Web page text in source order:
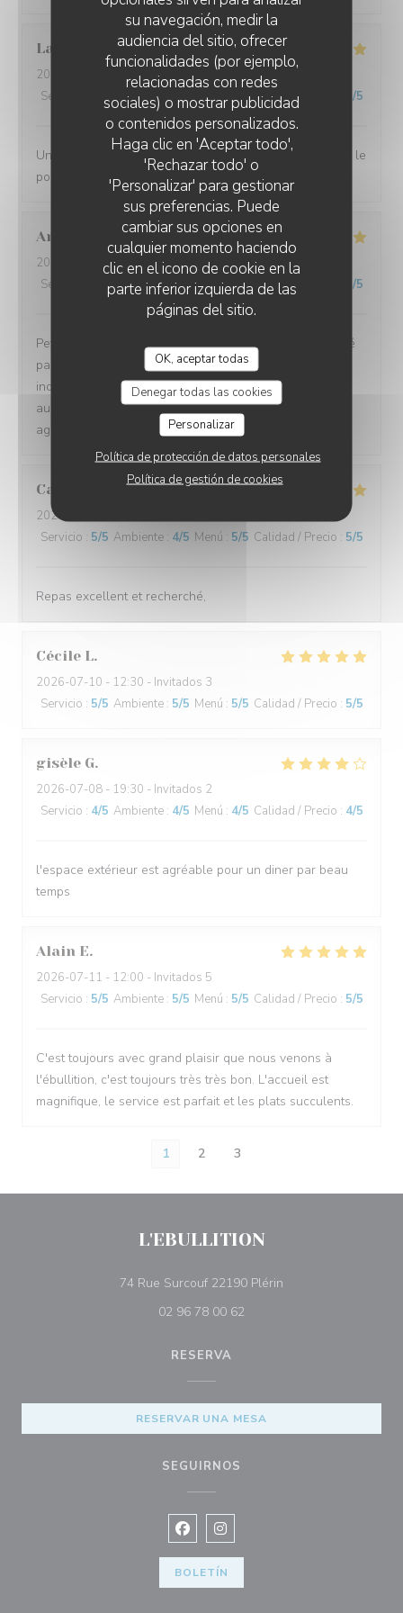
su navegación, medir la
audiencia del sitio, ofrecer
funcionalidades (por ejemplo,
relacionadas con redes
sociales) o mostrar publicidad
o contenidos personalizados.
Haga clic en 'Aceptar todo',
'Rechazar todo' o
'Personalizar' para gestionar
sus preferencias. Puede
cambiar sus opciones en
cualquier momento haciendo
clic en el icono de cookie en la
parte inferior izquierda de las
páginas del sitio.
OK, aceptar todas
Denegar todas las cookies
Personalizar
Política de protección de datos personales
Política de gestión de cookies
Laurent
2026-07-10
- 12:00 - Invitados 2
Servicio
/5 Ambiente : 5/5 Menú: 5/5 Calidad / Precio /5
Une très bonne halte. Nous nous sommes régalés avec le
poulpe du chef.
Andrea
2026-07-08 - 19:00 - Invitados 2
Servicio
/5 Ambiente:5/5 Menú: 5/5 Calidad / Precio /5
Petit restaurant à Saint Laurent qui m'a été recommandé
par une amie et on a bien fait d'y aller ! Le poulpe était
incroyablement tendre et délicieux. Le reste du repas
aussi d'ailleurs. Équipe très sympa et la terrasse très
agréable. A refaire !!
Cathy
2026-07-11
Servicio : 5/5 Ambiente : 4/5 Menú : 5/5 Calidad / Precio : 5/5
Repas excellent et recherché,
Cécile L
2026-07-10 - 12:30 - Invitados 3
Servicio : 5/5 Ambiente : 5/5 Menú : 5/5 Calidad / Precio : 5/5
gisèle G
2026-07-08 - 19:30 - Invitados 2
Servicio : 4/5 Ambiente : 4/5 Menú : 4/5 Calidad / Precio : 4/5
l'espace extérieur est agréable pour un diner par beau
temps
Alain E
2026-07-11 - 12:00 - Invitados 5
Servicio : 5/5 Ambiente : 5/5 Menú : 5/5 Calidad / Precio : 5/5
C'est toujours avec grand plaisir que nous venons à
l'ébullition, c'est toujours très très bon. L'accueil est
magnifique, le service est parfait et les plats succulents.
1 2 3
L'EBULLITION
74 Rue Surcouf 22190 Plérin
02 96 78 00 62
RESERVA
RESERVAR UNA MESA
SEGUIRNOS
Facebook ((abre en una nueva
Instagram ((abre en una
BOLETÍN
L'EBULLITION